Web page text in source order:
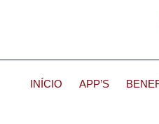
INÍCIO APP’S